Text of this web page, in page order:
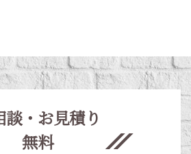
談・お見積り
無料